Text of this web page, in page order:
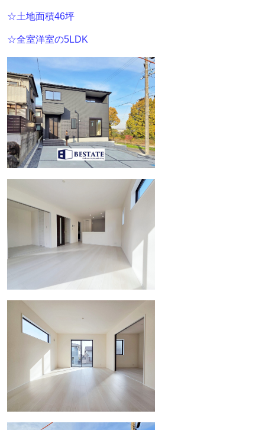
☆土地面積46坪
☆全室洋室の5LDK